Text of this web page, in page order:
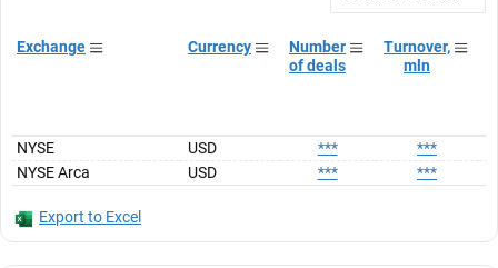
Exchange Currency
Number
of deals
Turnover,
mln
NYSE USD ***
***
NYSE Arca
USD *** ***
Export to Excel